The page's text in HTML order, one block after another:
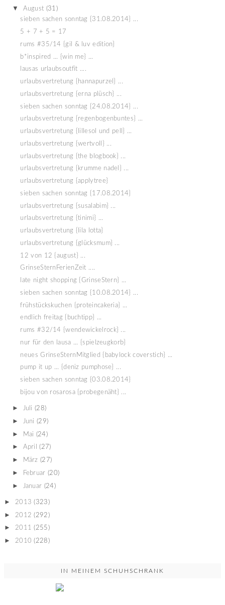
▼ August (31)
sieben sachen sonntag {31.08.2014} ...
5 + 7 + 5 = 17
rums #35/14 {gil & luv edition}
b*inspired ... {win me} ...
lausas urlaubsoutfit ....
urlaubsvertretung {hannapurzel} ...
urlaubsvertretung {erna plüsch} ...
sieben sachen sonntag {24.08.2014} ...
urlaubsvertretung {regenbogenbuntes} ...
urlaubsvertretung {lillesol und pell} ...
urlaubsvertretung {wertvoll} ...
urlaubsvertretung {the blogbook} ...
urlaubsvertretung {krumme nadel} ...
urlaubsvertretung {applytree}
sieben sachen sonntag {17.08.2014}
urlaubsvertretung {susalabim} ...
urlaubsvertretung {tinimi} ...
urlaubsvertretung {lila lotta}
urlaubsvertretung {glücksmum} ...
12 von 12 {august} ...
GrinseSternFerienZeit ....
late night shopping {GrinseStern} ...
sieben sachen sonntag {10.08.2014} ...
frühstückskuchen {proteincakeria} ...
endlich freitag {buchtipp} ...
rums #32/14 {wendewickelrock} ...
nur für den lausa ... {spielzeugkorb}
neues GrinseSternMitglied {babylock coverstich} ...
pump it up ... {deniz pumphose} ...
sieben sachen sonntag {03.08.2014}
bijou von rosarosa {probegenäht} ...
► Juli (28)
► Juni (29)
► Mai (24)
► April (27)
► März (27)
► Februar (20)
► Januar (24)
► 2013 (323)
► 2012 (292)
► 2011 (255)
► 2010 (228)
IN MEINEM SCHUHSCHRANK